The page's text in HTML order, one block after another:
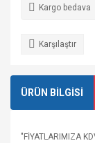
Kargo bedava
Karşılaştır
ÜRÜN BİLGİSİ
"FİYATLARIMIZA